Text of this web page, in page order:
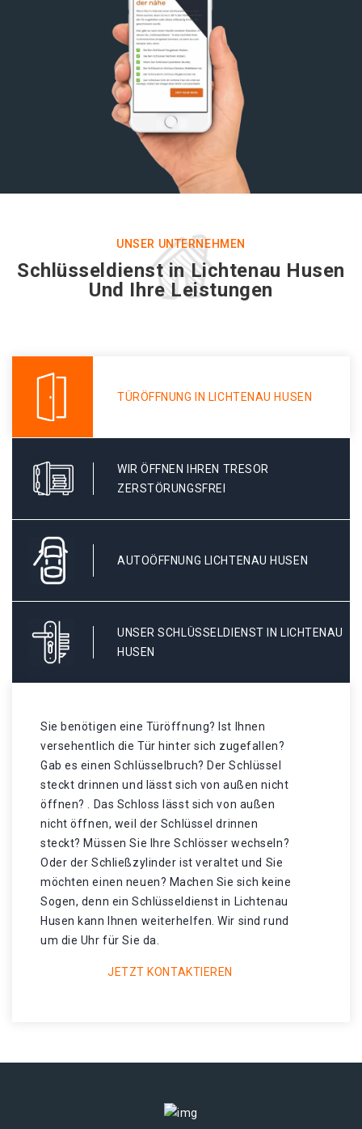
UNSER UNTERNEHMEN
Schlüsseldienst in Lichtenau Husen
Und Ihre Leistungen
TÜRÖFFNUNG IN LICHTENAU HUSEN
WIR ÖFFNEN IHREN TRESOR
ZERSTÖRUNGSFREI
AUTOÖFFNUNG LICHTENAU HUSEN
UNSER SCHLÜSSELDIENST IN LICHTENAU
HUSEN
Sie benötigen eine Türöffnung? Ist Ihnen
versehentlich die Tür hinter sich zugefallen?
Gab es einen Schlüsselbruch? Der Schlüssel
steckt drinnen und lässt sich von außen nicht
öffnen? . Das Schloss lässt sich von außen
nicht öffnen, weil der Schlüssel drinnen
steckt? Müssen Sie Ihre Schlösser wechseln?
Oder der Schließzylinder ist veraltet und Sie
möchten einen neuen? Machen Sie sich keine
Sogen, denn ein Schlüsseldienst in Lichtenau
Husen kann Ihnen weiterhelfen. Wir sind rund
um die Uhr für Sie da.
JETZT KONTAKTIEREN